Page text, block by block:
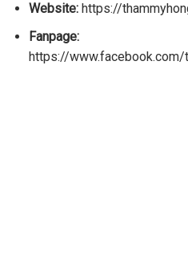
Website:https://
Fanpage:
https://www.facebook.com/